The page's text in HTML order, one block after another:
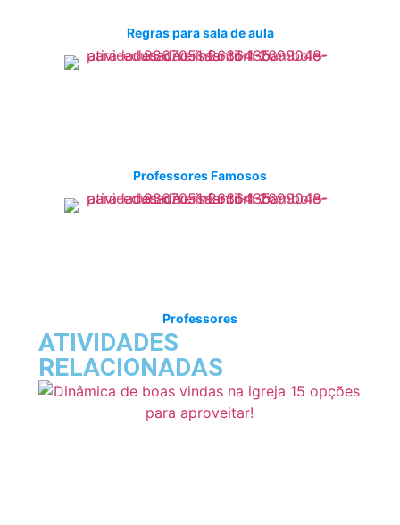
Regras para sala de aula
Professores Famosos
Professores
ATIVIDADES
RELACIONADAS